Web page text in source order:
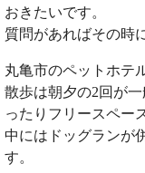
おきたいです。
質問があればその時
丸亀市のペットホテ
散歩は朝夕の2回が
ったりフリースペー
中にはドッグランが
す。